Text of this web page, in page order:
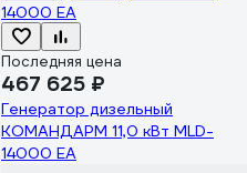
Последняя цена
467 625 ₽
Генератор дизельный
КОМАНДАРМ 11,0 кВт MLD-
14000 EA